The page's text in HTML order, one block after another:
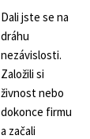
Dali jste se na
dráhu
nezávislosti.
Založili si
živnost nebo
dokonce firmu
a začali